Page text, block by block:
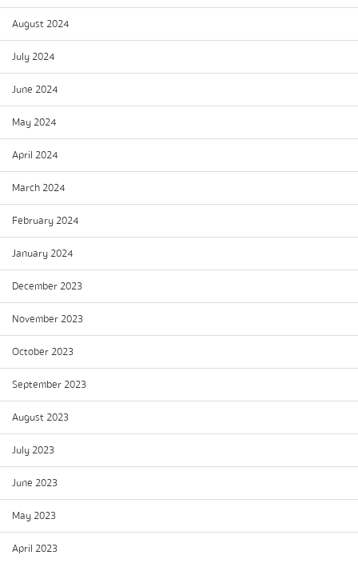
August 2024
July 2024
June 2024
May 2024
April 2024
March 2024
February 2024
January 2024
December 2023
November 2023
October 2023
September 2023
August 2023
July 2023
June 2023
May 2023
April 2023